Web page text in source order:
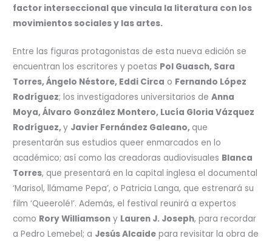
factor interseccional que vincula la literatura con los
movimientos sociales y las artes.
Entre las figuras protagonistas de esta nueva edición se
encuentran los escritores y poetas Pol Guasch, Sara
Torres, Ángelo Néstore, Eddi Circa o Fernando López
Rodríguez; los investigadores universitarios deAnna
Moya, Álvaro González Montero, Lucía Gloria Vázquez
Rodríguez,y Javier Fernández Galeano, que
presentarán sus estudios queer enmarcados en lo
académico; así como las creadoras audiovisuales Blanca
Torres, que presentará en la capital inglesa el documental
‘Marisol, llámame Pepa’, o Patricia Langa, que estrenará su
film ‘Queerolé!’. Además, el festival reunirá a expertos
como Rory Williamson y Lauren J. Joseph, para recordar
a Pedro Lemebel; a Jesús Alcaide para revisitar la obra de